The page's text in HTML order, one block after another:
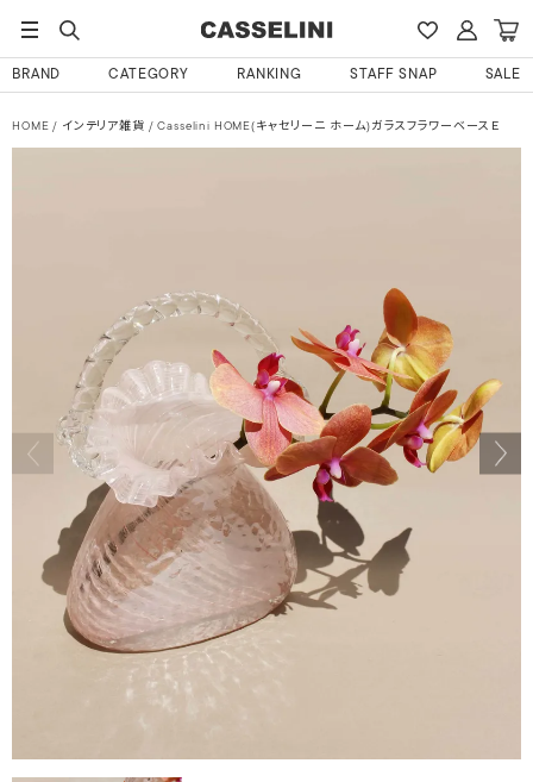
BRAND CATEGORY RANKING STAFF SNAP SALE
HOME インテリア雑貨 Casselini HOME(キャセリーニ ホーム)ガラスフラワーベースＥ